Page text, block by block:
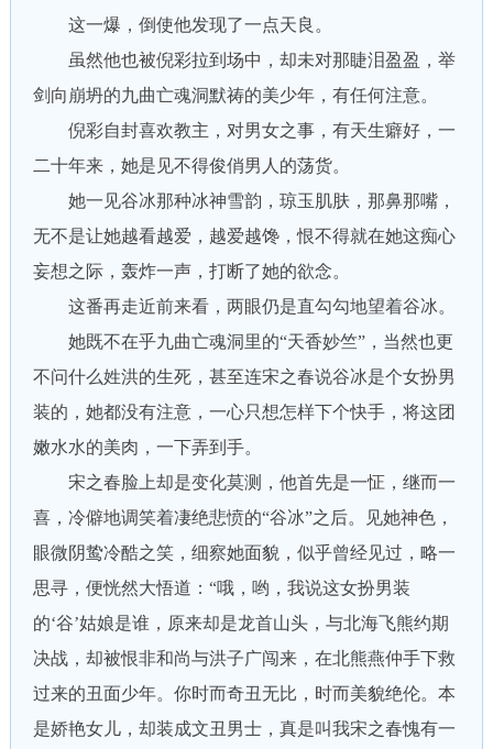
这一爆，倒使他发现了一点天良。
虽然他也被倪彩拉到场中，却未对那睫泪盈盈，举
剑向崩坍的九曲亡魂洞默祷的美少年，有任何注意。
倪彩自封喜欢教主，对男女之事，有天生癖好，一
二十年来，她是见不得俊俏男人的荡货。
她一见谷冰那种冰神雪韵，琼玉肌肤，那鼻那嘴，
无不是让她越看越爱，越爱越馋，恨不得就在她这痴心
妄想之际，轰炸一声，打断了她的欲念。
这番再走近前来看，两眼仍是直勾勾地望着谷冰。
她既不在乎九曲亡魂洞里的“天香妙竺”，当然也更
不问什么姓洪的生死，甚至连宋之春说谷冰是个女扮男
装的，她都没有注意，一心只想怎样下个快手，将这团
嫩水水的美肉，一下弄到手。
宋之春脸上却是变化莫测，他首先是一怔，继而一
喜，冷僻地调笑着凄绝悲愤的“谷冰”之后。见她神色，
眼微阴鸷冷酷之笑，细察她面貌，似乎曾经见过，略一
思寻，便恍然大悟道：“哦，哟，我说这女扮男装
的‘谷’姑娘是谁，原来却是龙首山头，与北海飞熊约期
决战，却被恨非和尚与洪子广闯来，在北熊燕仲手下救
过来的丑面少年。你时而奇丑无比，时而美貌绝伦。本
是娇艳女儿，却装成文丑男士，真是叫我宋之春愧有一